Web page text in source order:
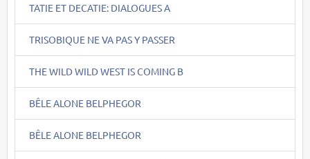
TATIE ET DECATIE: DIALOGUES A
TRISOBIQUE NE VA PAS Y PASSER
THE WILD WILD WEST IS COMING B
BÊLE ALONE BELPHEGOR
BÊLE ALONE BELPHEGOR